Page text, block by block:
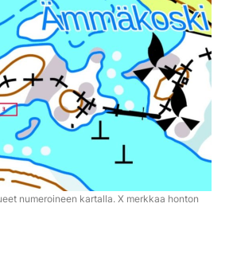
numeroineen kartalla. X merkkaa honton